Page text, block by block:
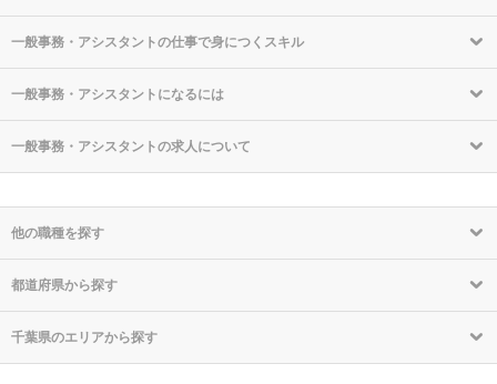
一般事務・アシスタントの仕事で身につくスキル
一般事務・アシスタントになるには
一般事務・アシスタントの求人について
他の職種を探す
都道府県から探す
千葉県のエリアから探す